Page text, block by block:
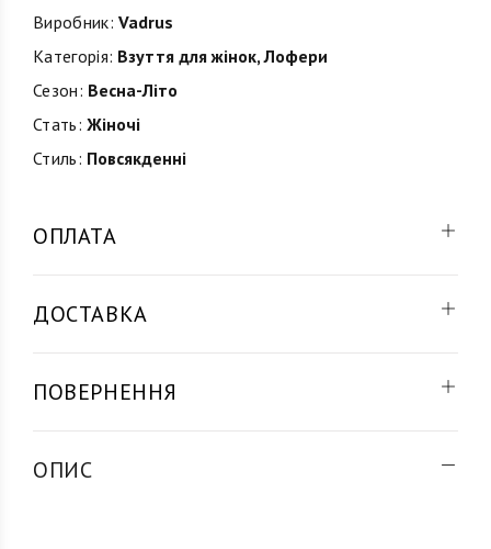
Виробник: Vadrus
Категорія: Взуття для жінок,Лофери
Сезон: Весна-Літо
Стать: Жіночі
Стиль: Повсякденні
ОПЛАТА
ДОСТАВКА
ПОВЕРНЕННЯ
ОПИС